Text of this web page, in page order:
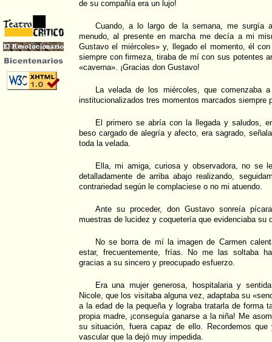
de su compañía era un lujo!
Cuando, a lo largo de la semana, me surgía
menudo, al presente en marcha me decía a mi
Gustavo el miércoles» y, llegado el momento, él
siempre con firmeza, tiraba de mí con sus potentes
«caverna». ¡Gracias don Gustavo!
La velada de los miércoles, que comenzaba
institucionalizados tres momentos marcados siempre
El primero se abría con la llegada y saludos,
beso cargado de alegría y afecto, era sagrado,
toda la velada.
Ella, mi amiga, curiosa y observadora, no se
detalladamente de arriba abajo realizando,
contrariedad según le complaciese o no mi atuendo.
Ante su proceder, don Gustavo sonreía
muestras de lucidez y coquetería que evidenciaba su
No se borra de mí la imagen de Carmen
estar, frecuentemente, frías. No me las soltaba
gracias a su sincero y preocupado esfuerzo.
Era una mujer generosa, hospitalaria y
Nicole, que los visitaba alguna vez, adaptaba su
a la edad de la pequeña y lograba tratarla de forma
propia madre, ¡conseguía ganarse a la niña! Me
su situación, fuera capaz de ello. Recordemos
vascular que la dejó muy impedida.